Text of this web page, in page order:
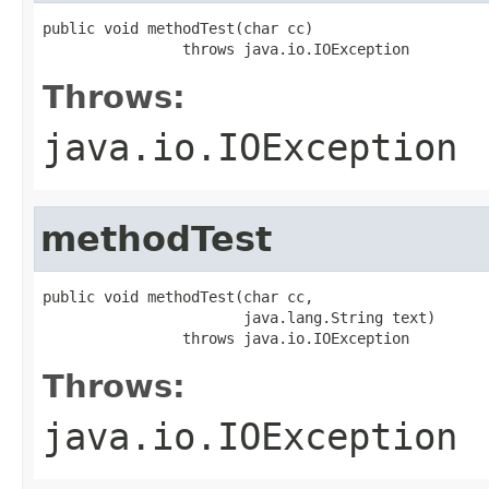
public void methodTest(char cc)
                throws java.io.IOException
Throws:
java.io.IOException
methodTest
public void methodTest(char cc,
                       java.lang.String text)
                throws java.io.IOException
Throws:
java.io.IOException